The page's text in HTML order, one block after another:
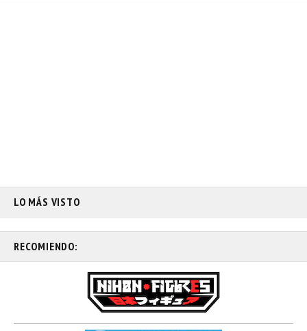
LO MÁS VISTO
RECOMIENDO: